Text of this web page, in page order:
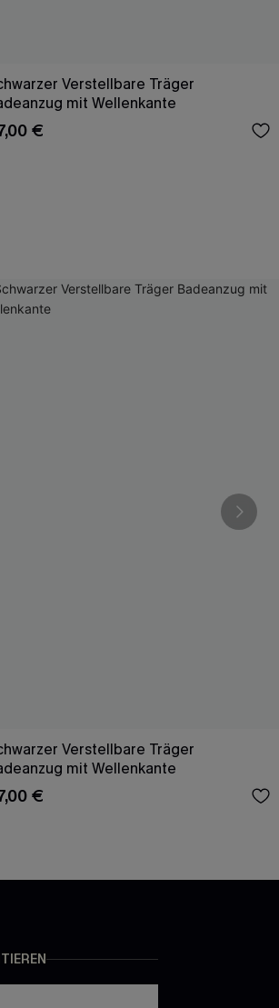
Verstellbare Träger
mit Wellenkante
€
Verstellbare Träger
mit Wellenkante
€